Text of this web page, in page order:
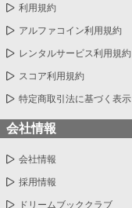
利用規約
アルファコイン利用規約
レンタルサービス利用規約
スコア利用規約
特定商取引法に基づく表示
会社情報
会社情報
採用情報
ドリームブッククラブ